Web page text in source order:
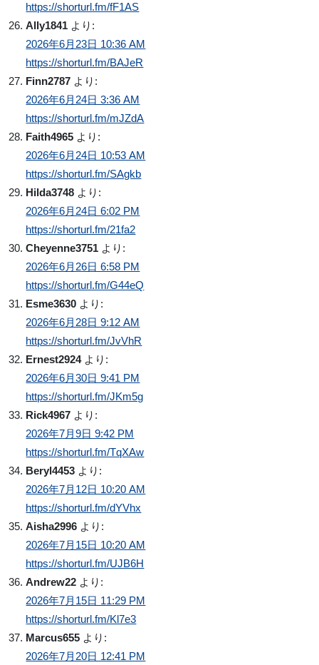
https://shorturl.fm/fF1AS
Ally1841 より:
2026年6月23日 10:36 AM
https://shorturl.fm/BAJeR
Finn2787 より:
2026年6月24日 3:36 AM
https://shorturl.fm/mJZdA
Faith4965 より:
2026年6月24日 10:53 AM
https://shorturl.fm/SAgkb
Hilda3748 より:
2026年6月24日 6:02 PM
https://shorturl.fm/21fa2
Cheyenne3751 より:
2026年6月26日 6:58 PM
https://shorturl.fm/G44eQ
Esme3630 より:
2026年6月28日 9:12 AM
https://shorturl.fm/JvVhR
Ernest2924 より:
2026年6月30日 9:41 PM
https://shorturl.fm/JKm5g
Rick4967 より:
2026年7月9日 9:42 PM
https://shorturl.fm/TqXAw
Beryl4453 より:
2026年7月12日 10:20 AM
https://shorturl.fm/dYVhx
Aisha2996 より:
2026年7月15日 10:20 AM
https://shorturl.fm/UJB6H
Andrew22 より:
2026年7月15日 11:29 PM
https://shorturl.fm/Kl7e3
Marcus655 より:
2026年7月20日 12:41 PM